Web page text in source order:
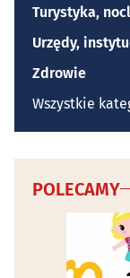
Turystyka,
Urzędy,
Zdrowie
Wszystkie
POLECAMY